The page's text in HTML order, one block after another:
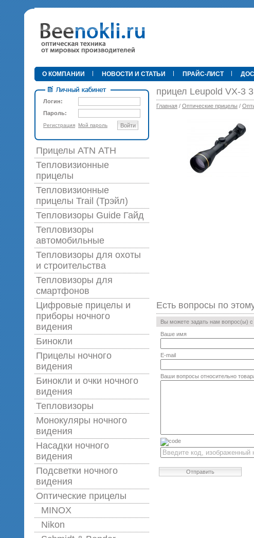
•
89 000 р.
О КОМПАНИИ НОВОСТИ И СТАТЬИ ПРАЙС-ЛИСТ
Логин:
Пароль:
Регистрация Мой пароль Войти
Прицелы ATN АТН
Тепловизионные
прицелы
Тепловизионные
прицелы Trail (Трэйл)
Тепловизоры Guide Гайд
Тепловизоры
автомобильные
Тепловизоры для охоты
и строительства
Тепловизоры для
смартфонов
Цифровые прицелы и
приборы ночного
видения
Бинокли
Прицелы ночного
видения
Бинокли и очки ночного
видения
Тепловизоры
Монокуляры ночного
видения
Насадки ночного
видения
Подсветки ночного
видения
Оптические прицелы
MINOX
Nikon
прицел Leupold VX-3
Главная / Оптические прицелы /
Есть вопросы по
Вы можете задать нам вопрос(ы)
Ваше имя
E-mail
Ваши вопросы относительно
Отправить